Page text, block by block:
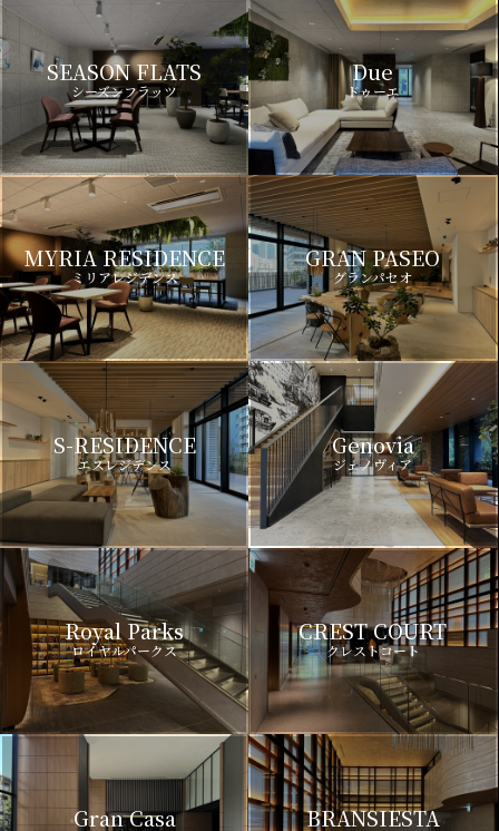
SEASON FLATS
シーズンフラッツ
Due
ドゥーエ
MYRIA RESIDENCE
ミリアレジデンス
GRAN PASEO
グランパセオ
S-RESIDENCE
エスレジデンス
Genovia
ジェノヴィア
Royal Parks
ロイヤルパークス
CREST COURT
クレストコート
Gran Casa BRANSIESTA